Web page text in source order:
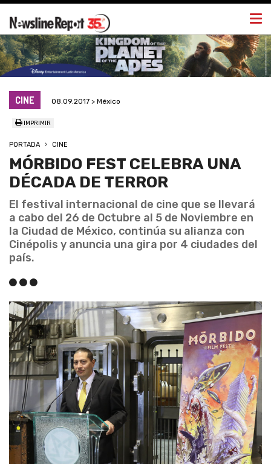
CINE 08.09.2017 > México
IMPRIMIR
PORTADA CINE
MÓRBIDO FEST CELEBRA UNA
DÉCADA DE TERROR
El festival internacional de cine que se llevará
a cabo del 26 de Octubre al 5 de Noviembre en
la Ciudad de México, continúa su alianza con
Cinépolis y anuncia una gira por 4 ciudades del
país.